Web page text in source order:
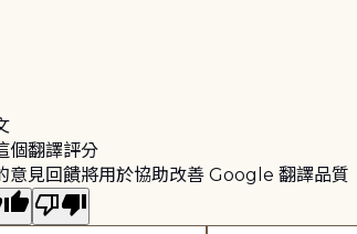
個翻譯評分
意見回饋將用於協助改善 Google 翻譯品質